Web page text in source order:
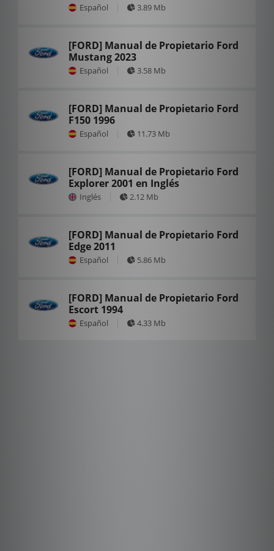
Español 3.89 Mb
[FORD] Manual de Propietario Ford
Mustang 2023
Español 3.58 Mb
[FORD] Manual de Propietario Ford
F150 1996
Español 11.73 Mb
[FORD] Manual de Propietario Ford
Explorer 2001 en Inglés
Inglés 2.12 Mb
[FORD] Manual de Propietario Ford
Edge 2011
Español 5.86 Mb
[FORD] Manual de Propietario Ford
Escort 1994
Español 4.33 Mb